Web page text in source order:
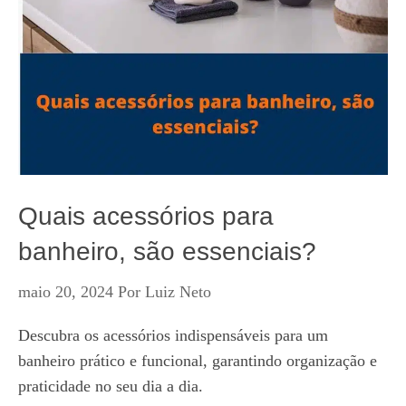
Quais acessórios para
banheiro, são essenciais?
maio 20, 2024 Por Luiz Neto
Descubra os acessórios indispensáveis para um
banheiro prático e funcional, garantindo organização e
praticidade no seu dia a dia.